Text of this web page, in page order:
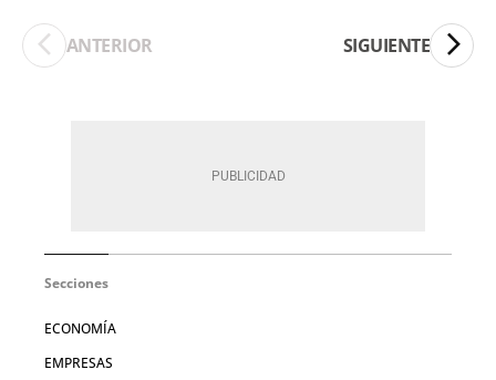
ANTERIOR SIGUIENTE
Secciones
ECONOMÍA
EMPRESAS